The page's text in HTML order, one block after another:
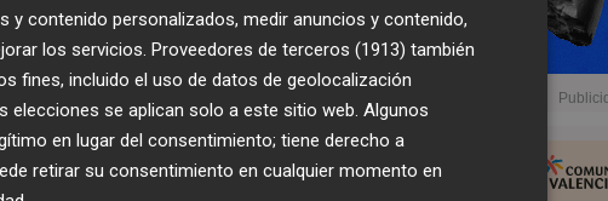
y contenido personalizados, medir anuncios y contenido,
los servicios. Proveedores de terceros (1913) también
fines, incluido el uso de datos de geolocalización
se aplican solo a este sitio web. Algunos
en lugar del consentimiento; tiene derecho a
retirar su consentimiento en cualquier momento en